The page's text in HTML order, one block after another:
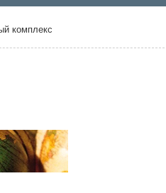
комплекс